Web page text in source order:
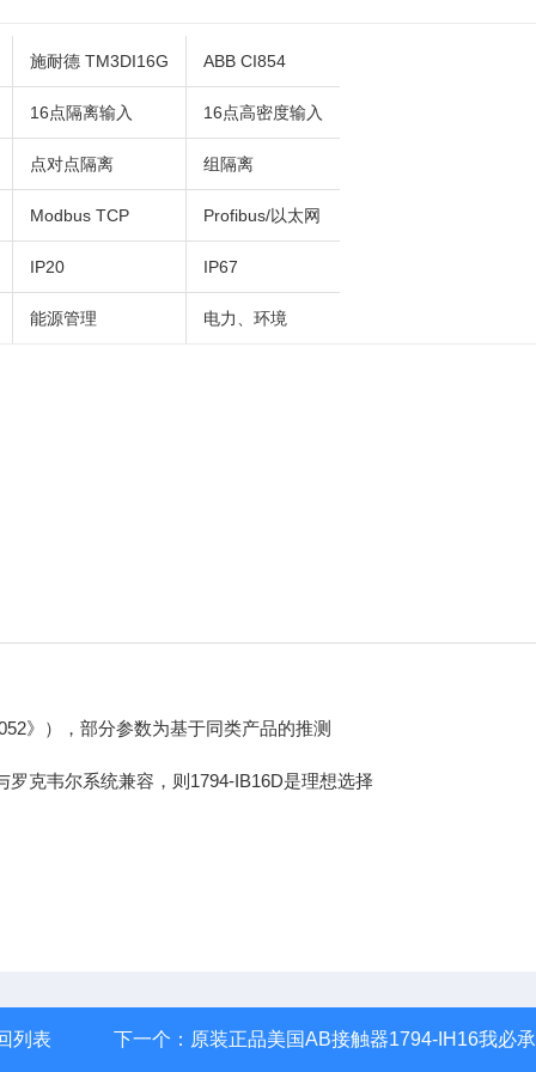
施耐德 TM3DI16G ABB CI854
16点隔离输入 16点高密度输入
点对点隔离 组隔离
Modbus TCP Profibus/以太网
IP20 IP67
能源管理 电力、环境
》），部分参数为基于同类产品的推测
克韦尔系统兼容，则1794-IB16D是理想选择
列表 下一个： 原装正品美国AB接触器1794-IH16我必